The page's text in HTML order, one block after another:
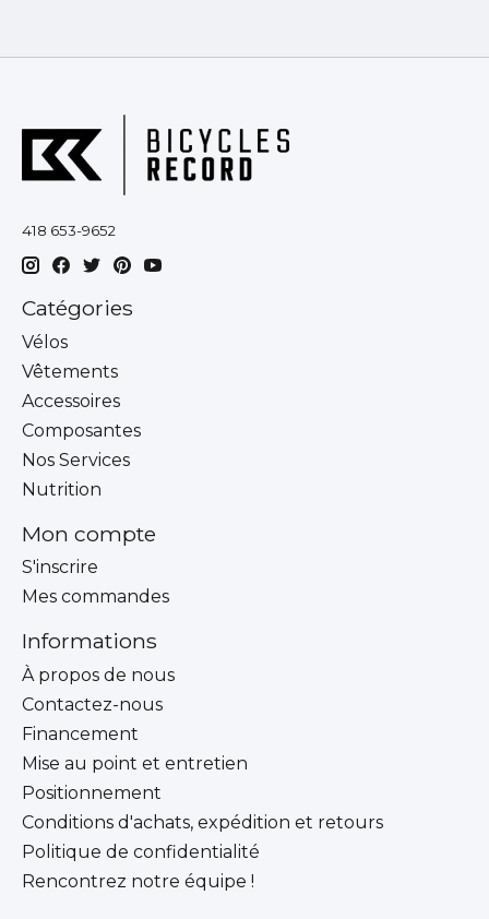
418 653-9652
Catégories
Vélos
Vêtements
Accessoires
Composantes
Nos Services
Nutrition
Mon compte
S'inscrire
Mes commandes
Informations
À propos de nous
Contactez-nous
Financement
Mise au point et entretien
Positionnement
Conditions d'achats, expédition et retours
Politique de confidentialité
Rencontrez notre équipe !